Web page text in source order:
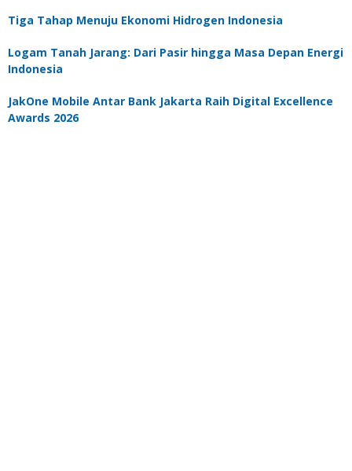
Tiga Tahap Menuju Ekonomi Hidrogen Indonesia
Logam Tanah Jarang: Dari Pasir hingga Masa Depan Energi
Indonesia
JakOne Mobile Antar Bank Jakarta Raih Digital Excellence
Awards 2026